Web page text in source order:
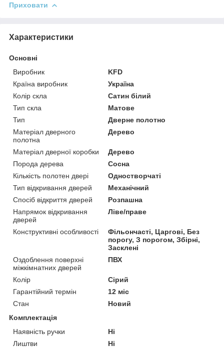
Приховати
Характеристики
Основні
Виробник
KFD
Країна виробник
Україна
Колір скла
Сатин білий
Тип скла
Матове
Тип
Дверне полотно
Матеріал дверного
полотна
Дерево
Матеріал дверної коробки
Дерево
Порода дерева
Сосна
Кількість полотен двері
Одностворчаті
Тип відкривання дверей
Механічний
Спосіб відкриття дверей
Розпашна
Напрямок відкривання
дверей
Ліве/праве
Конструктивні особливості
Фільончасті, Царгові, Без
порогу, З порогом, Збірні,
Засклені
Оздоблення поверхні
міжкімнатних дверей
ПВХ
Колір
Сірий
Гарантійний термін
12 міс
Стан
Новий
Комплектація
Наявність ручки
Ні
Лиштви
Ні